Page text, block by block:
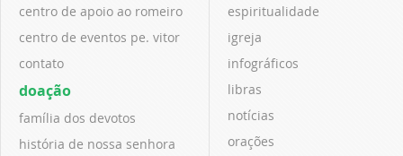
centro de apoio ao romeiro
centro de eventos pe. vitor
contato
doação
família dos devotos
história de nossa senhora
espiritualidade
igreja
infográficos
libras
notícias
orações